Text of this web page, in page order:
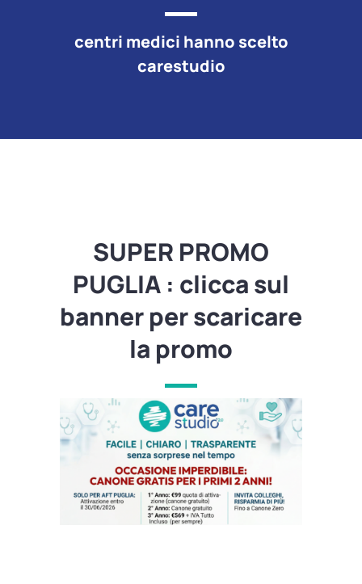
centri medici hanno scelto
carestudio
SUPER PROMO
PUGLIA : clicca sul
banner per scaricare
la promo